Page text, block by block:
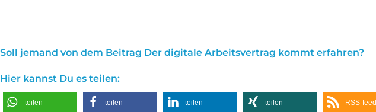
Soll jemand von dem Beitrag Der digitale Arbeitsvertrag kommt erfahren?
Hier kannst Du es teilen:
teilen teilen teilen teilen RSS-feed